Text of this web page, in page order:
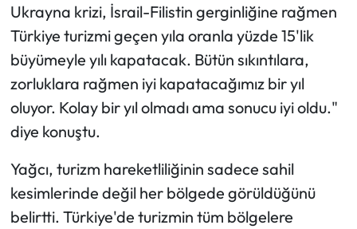
Ukrayna krizi, İsrail-Filistin gerginliğine rağmen
Türkiye turizmi geçen yıla oranla yüzde 15'lik
büyümeyle yılı kapatacak. Bütün sıkıntılara,
zorluklara rağmen iyi kapatacağımız bir yıl
oluyor. Kolay bir yıl olmadı ama sonucu iyi oldu."
diye konuştu.
Yağcı, turizm hareketliliğinin sadece sahil
kesimlerinde değil her bölgede görüldüğünü
belirtti. Türkiye'de turizmin tüm bölgelere